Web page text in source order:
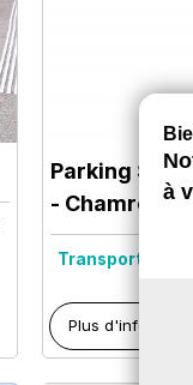
Parking
-
Transport :
Plus